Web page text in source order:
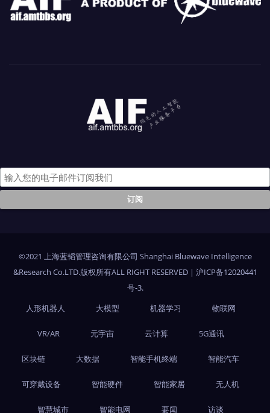
©2021 上海蓝韬管理咨询有限公司 Shanghai Bluewave Intelligence
&Research Co.LTD.版权所有ALL RIGHT RESERVED | 沪ICP备12020441
号-3.
人形机器人
大模型 机器学习 物联网
VR/AR 元宇宙 云计算 5G通讯
区块链 大数据 智能手机终端 智能汽车
可穿戴设备 智能硬件 智能家居 无人机
智慧城市 智能电网 要闻 访谈